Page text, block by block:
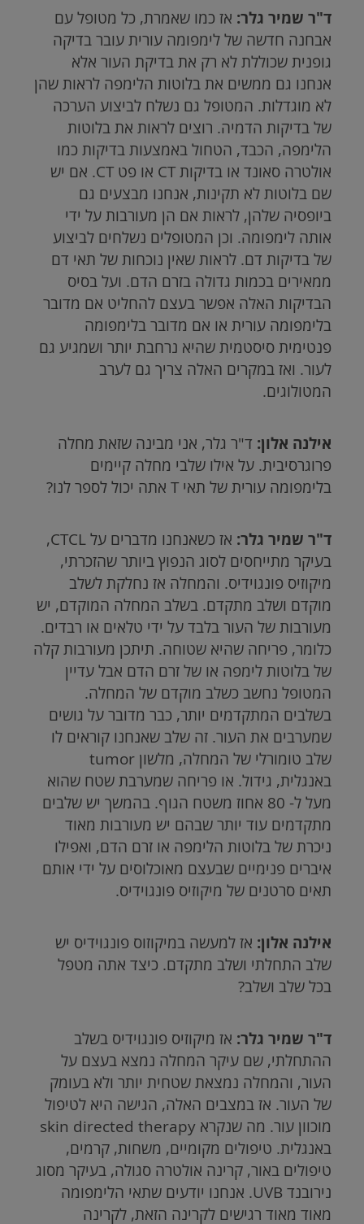
ד"ר שמיר גלר: אז כמו שאמרת, כל מטופל עם
אבחנה חדשה של לימפומה עורית עובר בדיקה
גופנית שכוללת לא רק את בדיקת העור אלא
אנחנו גם ממשים את בלוטות הלימפה לראות שהן
לא מוגדלות. המטופל גם נשלח לביצוע הערכה
של בדיקות הדמיה. רוצים לראות את בלוטות
הלימפה, הכבד, הטחול באמצעות בדיקות כמו
אולטרה סאונד או בדיקותCT או פטCT. אם יש
שם בלוטות לא תקינות, אנחנו מבצעים גם
ביופסיה שלהן, לראות אם הן מעורבות על ידי
אותה לימפומה. וכן המטופלים נשלחים לביצוע
של בדיקות דם. לראות שאין נוכחות של תאי דם
ממאירים בכמות גדולה בזרם הדם. ועל בסיס
הבדיקות האלה אפשר בעצם להחליט אם מדובר
בלימפומה עורית או אם מדובר בלימפומה
פנטימית סיסטמית שהיא נרחבת יותר ושמגיע גם
לעור. ואז במקרים האלה צריך גם לערב
המטולוגים.
אילנה אלון: ד"ר גלר, אני מבינה שזאת מחלה
פרוגרסיבית. על אילו שלבי מחלה קיימים
בלימפומה עורית של תאיT אתה יכול לספר לנו?
ד"ר שמיר גלר: אז כשאנחנו מדברים עלCTCL
,
בעיקר מתייחסים לסוג הנפוץ ביותר שהזכרתי,
מיקוזיס פונגוידיס. והמחלה אז נחלקת לשלב
מוקדם ושלב מתקדם. בשלב המחלה המוקדם, יש
מעורבות של העור בלבד על ידי טלאים או רבדים.
כלומר, פריחה שהיא שטוחה. תיתכן מעורבות קלה
של בלוטות לימפה או של זרם הדם אבל עדיין
המטופל נחשב כשלב מוקדם של המחלה.
בשלבים המתקדמים יותר, כבר מדובר על גושים
שמערבים את העור. זה שלב שאנחנו קוראים לו
שלב טומורלי של המחלה, מלשון tumor
באנגלית, גידול. או פריחה שמערבת שטח שהוא
מעל ל- 80 אחוז משטח הגוף. בהמשך יש שלבים
מתקדמים עוד יותר שבהם יש מעורבות מאוד
ניכרת של בלוטות הלימפה או זרם הדם, ואפילו
איברים פנימיים שבעצם מאוכלוסים על ידי אותם
תאים סרטנים של מיקוזיס פונגוידיס.
אילנה אלון: אז למעשה במיקוזוס פונגוידיס יש
שלב התחלתי ושלב מתקדם. כיצד אתה מטפל
בכל שלב ושלב?
ד"ר שמיר גלר: אז מיקוזיס פונגוידיס בשלב
ההתחלתי, שם עיקר המחלה נמצא בעצם על
העור, והמחלה נמצאת שטחית יותר ולא בעומק
של העור. אז במצבים האלה, הגישה היא לטיפול
מוכוון עור. מה שנקרא skin directed therapy
באנגלית. טיפולים מקומיים, משחות, קרמים,
טיפולים באור, קרינה אולטרה סגולה, בעיקר מסוג
נירובנד UVB. אנחנו יודעים שתאי הלימפומה
מאוד מאוד רגישים לקרינה הזאת, לקרינה